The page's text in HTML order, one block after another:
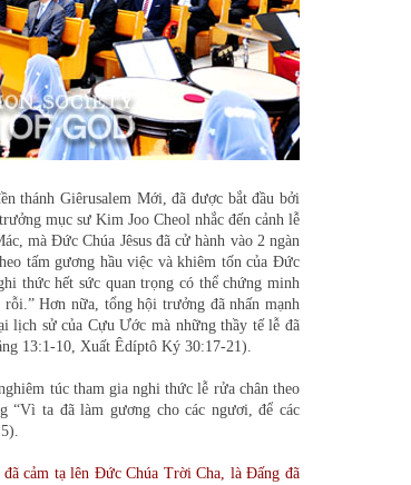
thánh Giêrusalem Mới, đã được bắt đầu bởi
mục sư Kim Joo Cheol nhắc đến cảnh lễ
mà Đức Chúa Jêsus đã cử hành vào 2 ngàn
tấm gương hầu việc và khiêm tốn của Đức
thức hết sức quan trọng có thể chứng minh
Hơn nữa, tổng hội trưởng đã nhấn mạnh
lịch sử của Cựu Ước mà những thầy tế lễ đã
13:1-10, Xuất Êdíptô Ký 30:17-21).
túc tham gia nghi thức lễ rửa chân theo
“Vì ta đã làm gương cho các ngươi, để các
đã cảm tạ lên Đức Chúa Trời Cha, là Đấng đã